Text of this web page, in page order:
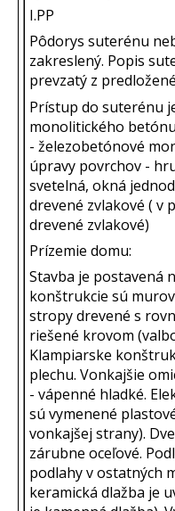
I.PP
Pôdorys suterénu
zakreslený. Popis
prevzatý z
Prístup do suterénu
monolitického
- železobetónové
úpravy povrchov -
svetelná, okná
drevené zvlakové ( v
drevené zvlakové)
Prízemie domu:
Stavba je postavená
konštrukcie sú
stropy drevené s
riešené krovom
Klampiarske
plechu. Vonkajšie
- vápenné hladké.
sú vymenené
vonkajšej strany).
zárubne oceľové.
podlahy v ostatných
keramická dlažba je